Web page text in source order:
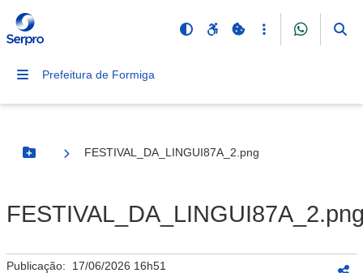
Prefeitura de Formiga
Botão Menu
FESTIVAL_DA_LINGUI87A_2.png
Publicação: 17/06/2026 16h51